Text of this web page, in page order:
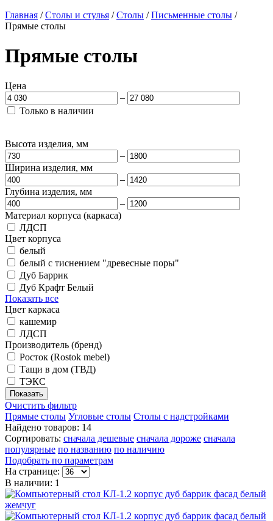
Главная / Столы и стулья / Столы / Письменные столы /
Прямые столы
Прямые столы
Цена
–
Только в наличии
Высота изделия, мм
–
Ширина изделия, мм
–
Глубина изделия, мм
–
Материал корпуса (каркаса)
ЛДСП
Цвет корпуса
белый
белый с тиснением "древесные поры"
Дуб Баррик
Дуб Крафт Белый
Показать все
Цвет каркаса
кашемир
ЛДСП
Производитель (бренд)
Росток (Rostok mebel)
Тащи в дом (ТВД)
ТЭКС
Очистить фильтр
Прямые столы Угловые столы Столы с надстройками
Найдено товаров: 14
Сортировать: сначала дешевые сначала дороже сначала
популярные по названию по наличию
Подобрать по параметрам
На странице:
В наличии: 1